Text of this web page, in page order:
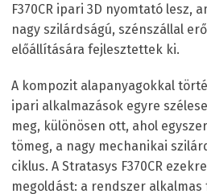
F370CR ipari 3D nyomtató lesz,
nagy szilárdságú, szénszállal
előállítására fejlesztettek ki.
A kompozit alapanyagokkal
ipari alkalmazások egyre
meg, különösen ott, ahol
tömeg, a nagy mechanikai
ciklus. A Stratasys F370CR
megoldást: a rendszer